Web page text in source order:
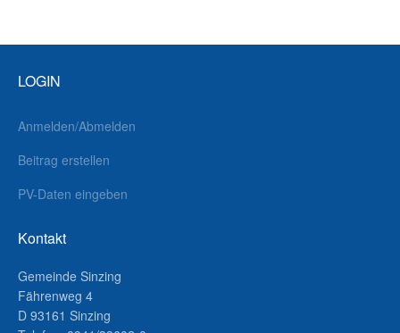
LOGIN
Anmelden/Abmelden
Beitrag erstellen
PV-Daten eingeben
Kontakt
Gemeinde Sinzing
Fährenweg 4
D 93161 Sinzing